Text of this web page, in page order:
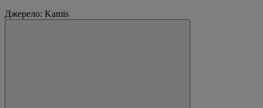
Джерело: Kamis